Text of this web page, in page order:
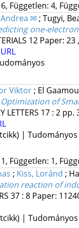
Független: 4,
✉; Tugyi,
one-
12 Paper: 23
Viktor; El
of
LETTERS 17: 2 pp.
| Tudományos
Független: 1,
; Kiss, Loránd ;
reaction of
37: 8 Paper:
| Tudományos